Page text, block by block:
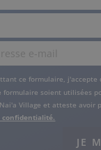
ce formulaire, j'accepte
formulaire soient utilisées
Village et atteste avoir
confidentialité.
JE